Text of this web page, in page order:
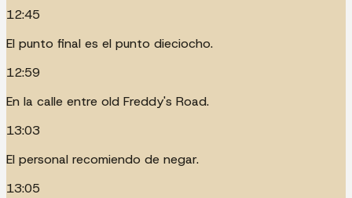
12:45
El punto final es el punto dieciocho.
12:59
En la calle entre old Freddy's Road.
13:03
El personal recomiendo de negar.
13:05